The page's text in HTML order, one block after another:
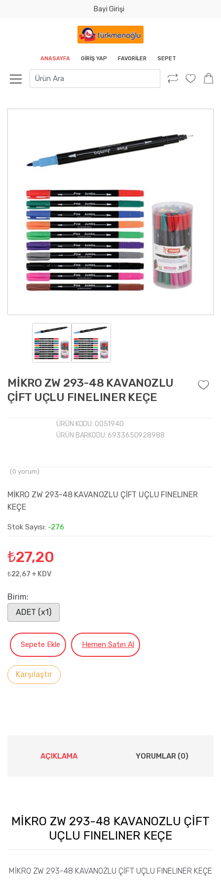
Bayi Girişi
ANASAYFA GIRIŞ YAP FAVORILER SEPET
MİKRO ZW 293-48 KAVANOZLU
ÇİFT UÇLU FINELINER KEÇE
ÜRÜN KODU: 0051940
ÜRÜN BARKODU: 6933650928988
(0 yorum)
MİKRO ZW 293-48 KAVANOZLU ÇİFT UÇLU FINELINER
KEÇE
Stok Sayısı: -276
₺27,20
₺22,67 + KDV
Birim:
ADET (x1)
Sepete Ekle Hemen Satın Al
Karşılaştır
AÇIKLAMA YORUMLAR (0)
MİKRO ZW 293-48 KAVANOZLU ÇİFT
UÇLU FINELINER KEÇE
MİKRO ZW 293-48 KAVANOZLU ÇİFT UÇLU FINELINER KEÇE